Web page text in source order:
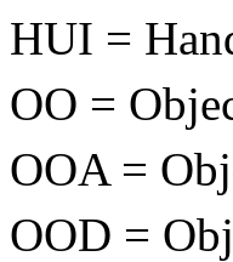
HUI =
OO =
OOA =
OOD =